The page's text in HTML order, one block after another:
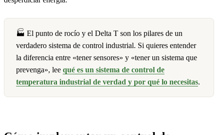
🏭 El punto de rocío y el Delta T son los pilares de un
verdadero sistema de control industrial. Si quieres entender
la diferencia entre «tener sensores» y «tener un sistema que
prevenga», lee qué es un sistema de control de
temperatura industrial de verdad y por qué lo necesitas.